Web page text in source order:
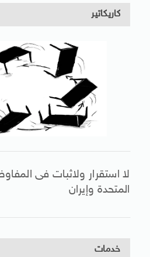
كاريكاتير
لا استقرار ولاثبات فى
المتحدة وإيران
خدمات